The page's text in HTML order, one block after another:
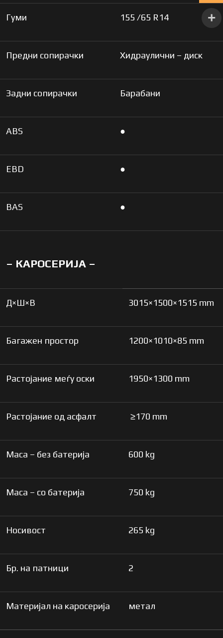
Гуми 155 /65 R14
Предни сопирачки Хидраулични – диск
Задни сопирачки Барабани
ABS ●
EBD ●
BAS ●
– КАРОСЕРИЈА –
Д×Ш×В 3015×1500×1515 mm
Багажен простор 1200×1010×85 mm
Растојание меѓу оски 1950×1300 mm
Растојание од асфалт ≥170 mm
Маса – без батерија 600 kg
Маса – со батерија 750 kg
Носивост 265 kg
Бр. на патници 2
Материјал на каросерија метал